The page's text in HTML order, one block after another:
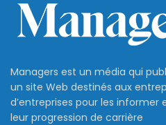
Managers est un média qui
un site Web destinés aux
d’entreprises pour les
leur progression de carrière